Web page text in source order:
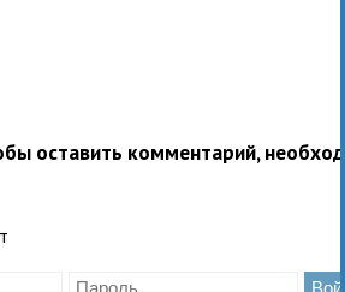
оставить комментарий,